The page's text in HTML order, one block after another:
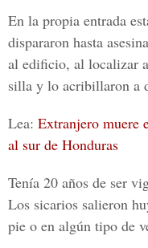
En la propia entrada
dispararon hasta
al edificio, al localizar
silla y lo acribillaron a
Lea: Extranjero muere
al sur de Honduras
Tenía 20 años de ser
Los sicarios salieron
pie o en algún tipo de